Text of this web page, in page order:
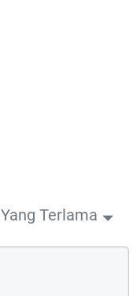
Yang Terlama